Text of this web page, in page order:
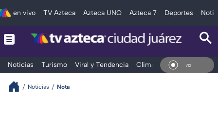
en vivo TV Azteca Azteca UNO Azteca 7 Deportes
Noticias Turismo Viral y Tendencia Clima Deportes En
Noticias Nota